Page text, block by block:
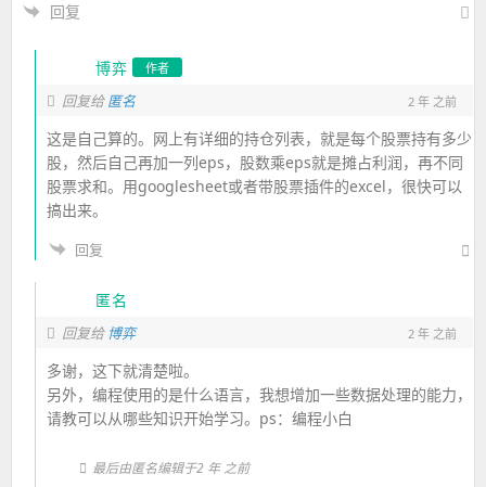
回复
博弈 作者
回复给匿名 2 年 之前
这是自己算的。网上有详细的持仓列表，就是每个股票持有多少
股，然后自己再加一列eps，股数乘eps就是摊占利润，再不同
股票求和。用googlesheet或者带股票插件的excel，很快可以
搞出来。
回复
匿名
回复给 博弈 2 年 之前
多谢，这下就清楚啦。
另外，编程使用的是什么语言，我想增加一些数据处理的能力，
请教可以从哪些知识开始学习。ps：编程小白
最后由匿名编辑于2 年 之前